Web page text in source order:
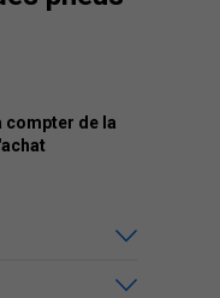
compter de la